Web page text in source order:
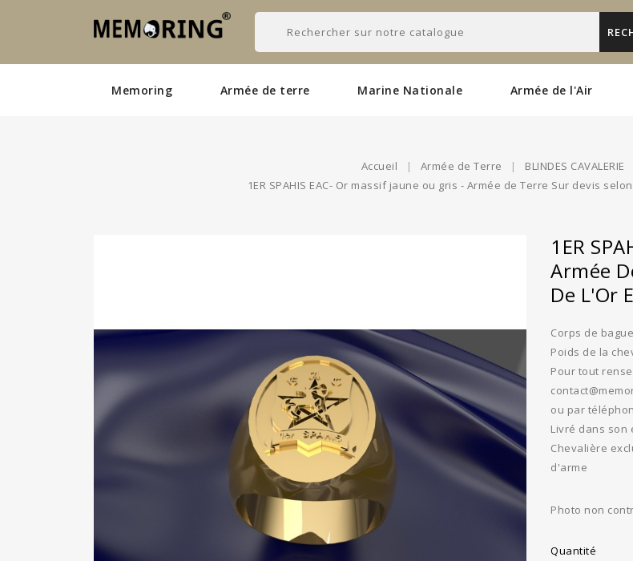
Memoring Armée de terre Marine Nationale Armée de l'Air
Accueil Armée de Terre BLINDES CAVALERIE
1ER SPAHIS EAC- Or massif jaune ou gris - Armée de Terre Sur devis
1ER
Armée
De L'Or
Corps de
Poids de la
Pour tout
ou par
Livré dans son
Chevalière
d'arme
Photo non
Quantité